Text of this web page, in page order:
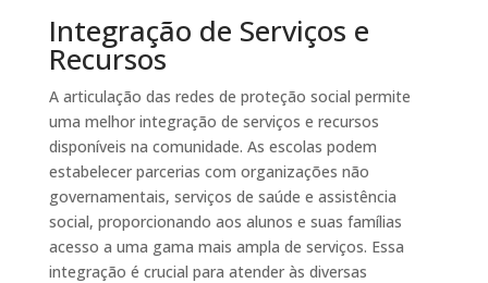
Integração de Serviços e
Recursos
A articulação das redes de proteção social permite
uma melhor integração de serviços e recursos
disponíveis na comunidade. As escolas podem
estabelecer parcerias com organizações não
governamentais, serviços de saúde e assistência
social, proporcionando aos alunos e suas famílias
acesso a uma gama mais ampla de serviços. Essa
integração é crucial para atender às diversas